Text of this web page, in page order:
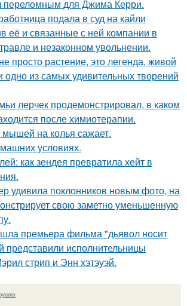
переломным для Джима Керри.
подала в суд на кайли
её и связанные с ней компании в
и незаконном увольнении.
просто растение, это легенда, живой
из самых удивительных творений
лерчек продемонстрировал, в каком
после химиотерапии.
на колья сажает.
условиях.
как зендея превратила хейт в
удивила поклонников новым фото, на
свою заметно уменьшенную
премьера фильма "дьявол носит
представили исполнительницы
стрип и Энн хэтэуэй.